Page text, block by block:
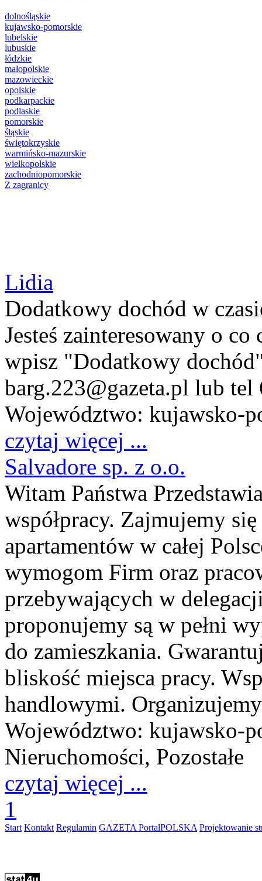
dolnośląskie
kujawsko-pomorskie
lubelskie
lubuskie
łódzkie
małopolskie
mazowieckie
opolskie
podkarpackie
podlaskie
pomorskie
śląskie
świętokrzyskie
warmińsko-mazurskie
wielkopolskie
zachodniopomorskie
Z zagranicy
Lidia
Dodatkowy dochód w
Jesteś zainteresowany o
wpisz "Dodatkowy
barg.223@gazeta.pl lub tel
Województwo: kujawsko-
czytaj więcej ...
Salvadore sp. z o.o.
Witam Państwa
współpracy. Zajmujemy
apartamentów w całej
wymogom Firm oraz
przebywających w
proponujemy są w pełni
do zamieszkania.
bliskość miejsca pracy.
handlowymi.
Województwo: kujawsko-
Nieruchomości, Pozostałe
czytaj więcej ...
1
Start Kontakt Regulamin GAZETA PortalPOLSKA Projektowanie